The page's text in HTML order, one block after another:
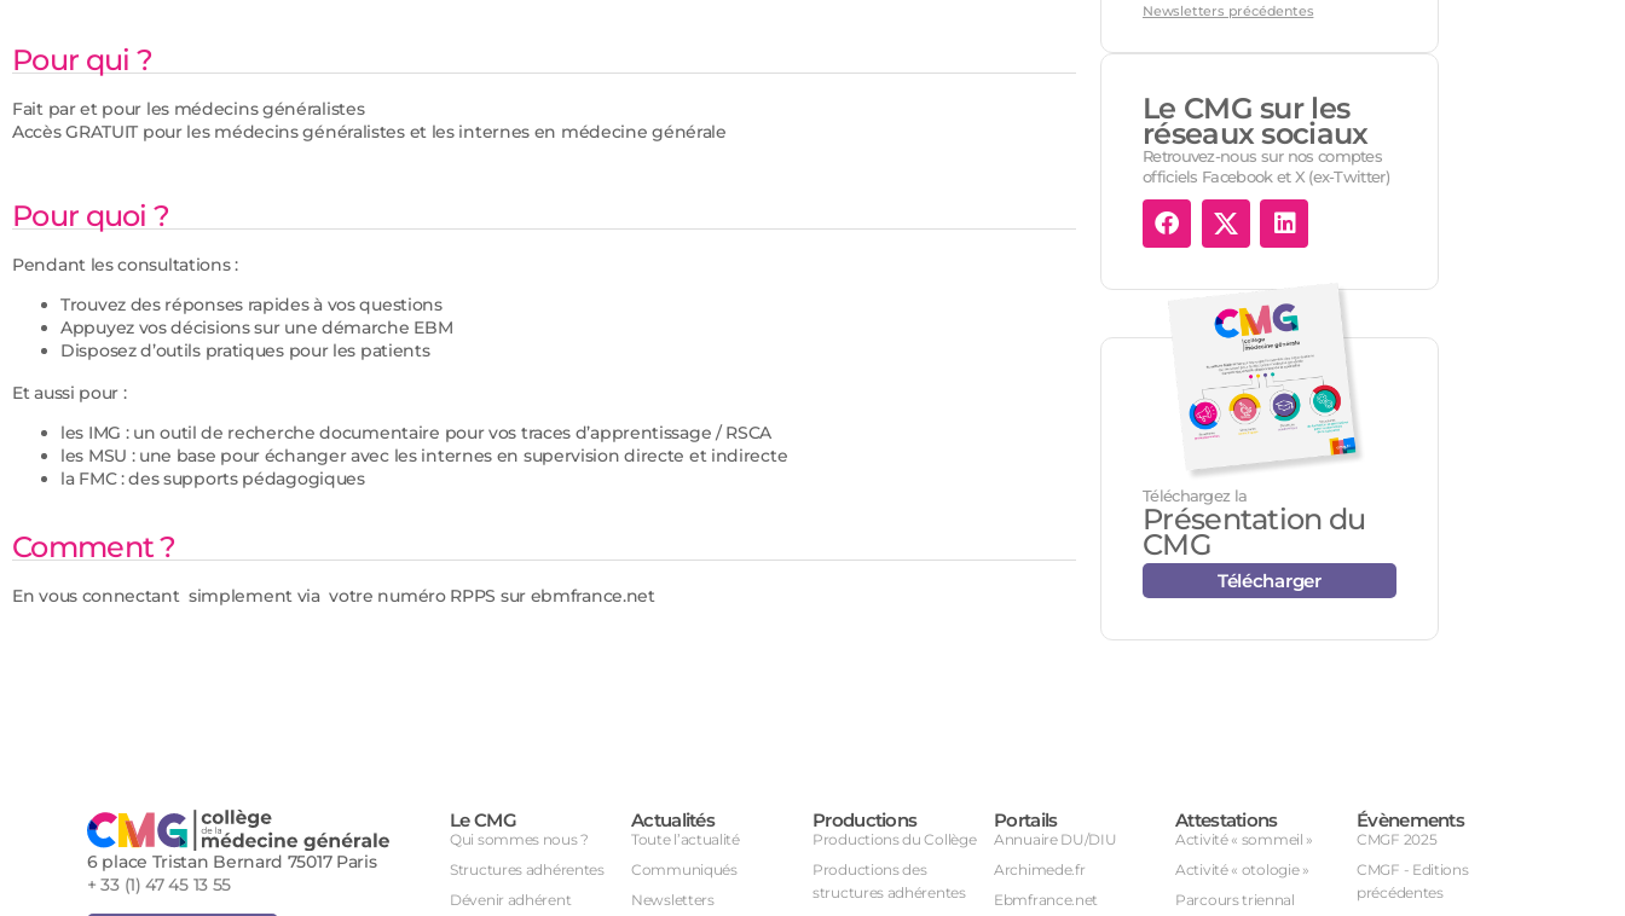
Pour qui ?
Fait par et pour les médecins généralistes
AccèsGRATUIT pour les médecins généralistes et les internes en médecine générale
Pour quoi ?
Pendant les consultations :
Trouvez des réponses rapides à vos questions
Appuyez vos décisions sur une démarche EBM
Disposez d’outils pratiques pour les patients
Et aussi pour :
les IMG : un outil de recherche documentaire pour vos traces d’apprentissage / RSCA
les MSU : une base pour échanger avec les internes en supervision directe et indirecte
la FMC : des supports pédagogiques
Comment ?
En vous connectant simplement via votre numéro RPPS sur ebmfrance.net
Newsletters précédentes
Le CMG sur les
réseaux sociaux
Retrouvez-nous sur nos comptes
officiels Facebook et X (ex-Twitter)
Téléchargez la
Présentation du
CMG
Télécharger
6 place Tristan Bernard 75017 Paris
+ 33 (1) 47 45 13 55
Le CMG
Qui sommes nous ?
Structures adhérentes
Dévenir adhérent
Actualités
Toute l’actualité
Communiqués
Newsletters
Productions
Productions du Collège
Productions des
structures adhérentes
Portails
Annuaire DU/DIU
Archimede.fr
Ebmfrance.net
Attestations
Activité « sommeil »
Activité « otologie »
Parcours triennal
Évènements
CMGF 2025
CMGF - Editions
précédentes